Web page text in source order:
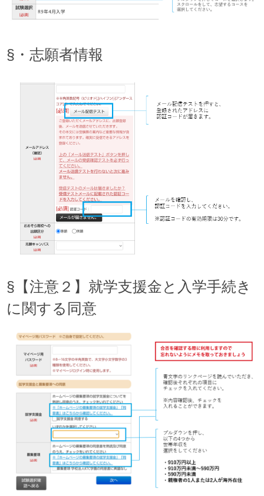
§・志願者情報
§【注意２】就学支援金と入学手続き
に関する同意